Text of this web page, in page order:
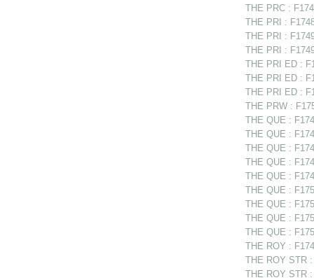
THE PRC :
THE PRI :
THE PRI :
THE PRI :
THE PRI ED :
THE PRI ED :
THE PRI ED :
THE PRW :
THE QUE :
THE QUE :
THE QUE :
THE QUE :
THE QUE :
THE QUE :
THE QUE :
THE QUE :
THE QUE :
THE ROY :
THE ROY STR
THE ROY STR